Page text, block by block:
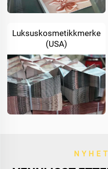
Luksuskosmetikkmerke
(USA)